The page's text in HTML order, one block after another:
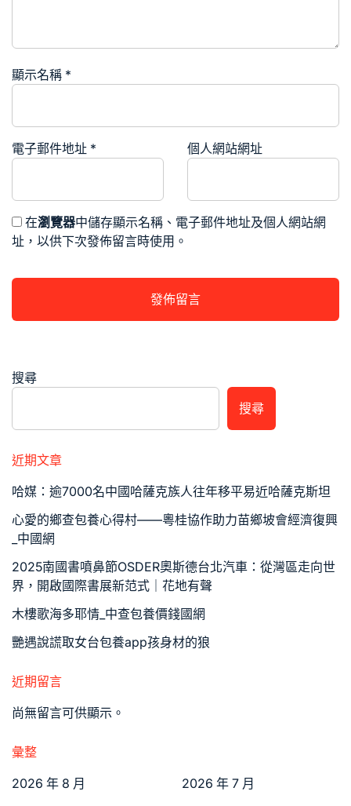
顯示名稱 *
電子郵件地址 * 個人網站網址
在瀏覽器中儲存顯示名稱、電子郵件地址及個人網站網
址，以供下次發佈留言時使用。
搜尋
搜尋
近期文章
哈媒：逾7000名中國哈薩克族人往年移平易近哈薩克斯坦
心愛的鄉查包養心得村——粵桂協作助力苗鄉坡會經濟復興
_中國網
2025南國書噴鼻節OSDER奧斯德台北汽車：從灣區走向世
界，開啟國際書展新范式｜花地有聲
木樓歌海多耶情_中查包養價錢國網
艷遇說謊取女台包養app孩身材的狼
近期留言
尚無留言可供顯示。
彙整
2026 年 8 月
2026 年 7 月